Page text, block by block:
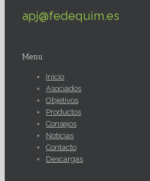
apj@fedequim.es
Menu
Inicio
Asociados
Objetivos
Productos
Consejos
Noticias
Contacto
Descargas